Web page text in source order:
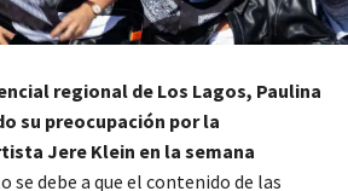
regional de Los Lagos, Paulina
su preocupación por la
Jere Klein en la semana
se debe a que el contenido de las